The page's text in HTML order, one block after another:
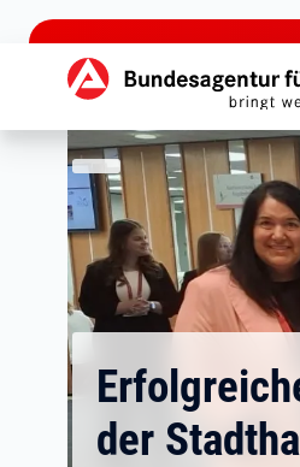
zu den Hauptinhalten springen
Hauptnavigation
der